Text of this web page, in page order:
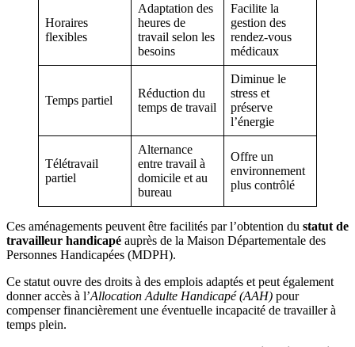
Horaires
flexibles
Adaptation des
heures de
travail selon les
besoins
Facilite la
gestion des
rendez-vous
médicaux
Temps partiel
Réduction du
temps de travail
Diminue le
stress et
préserve
l’énergie
Télétravail
partiel
Alternance
entre travail à
domicile et au
bureau
Offre un
environnement
plus contrôlé
Ces aménagements peuvent être facilités par l’obtention du statut de
travailleur handicapé auprès de la Maison Départementale des
Personnes Handicapées (MDPH).
Ce statut ouvre des droits à des emplois adaptés et peut également
donner accès à l’Allocation Adulte Handicapé (AAH) pour
compenser financièrement une éventuelle incapacité de travailler à
temps plein.